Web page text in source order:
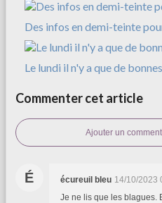
Des infos en demi-teinte
Le lundi il n'y a que de
Commenter cet article
Ajouter un
É écureuil bleu 14/10/2023
Je ne lis que les blagues.